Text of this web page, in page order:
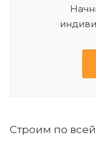
Строим по